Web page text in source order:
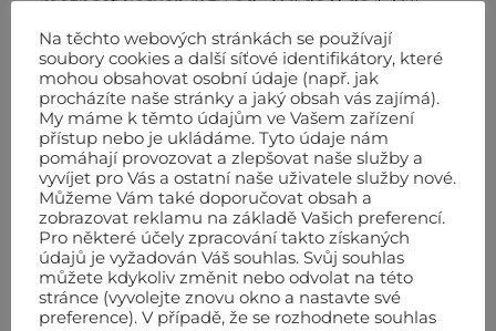
dodáváno v kartonu
Technické údaje
Maximální délka řezu
650 mm
Max. rozměr pro diagonální řez
460×460 mm
Max. síla řezaného materiálu
5-18 mm
Průměr řezného kolečka
22 mm
Váha
8 kg
Na těchto webových stránkách se používají
soubory cookies a další síťové identifikátory, které
mohou obsahovat osobní údaje (např. jak
procházíte naše stránky a jaký obsah vás zajímá).
My máme k těmto údajům ve Vašem zařízení
přístup nebo je ukládáme. Tyto údaje nám
pomáhají provozovat a zlepšovat naše služby a
vyvíjet pro Vás a ostatní naše uživatele služby nové.
Můžeme Vám také doporučovat obsah a
zobrazovat reklamu na základě Vašich preferencí.
Pro některé účely zpracování takto získaných
údajů je vyžadován Váš souhlas. Svůj souhlas
můžete kdykoliv změnit nebo odvolat na této
stránce (vyvolejte znovu okno a nastavte své
preference). V případě, že se rozhodnete souhlas